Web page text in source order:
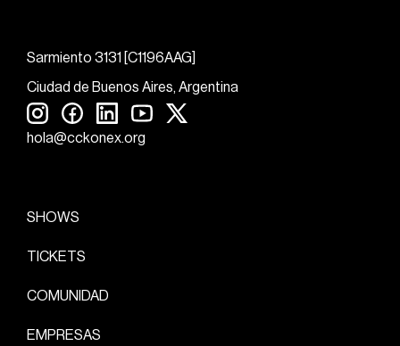
Sarmiento 3131 [C1196AAG]
Ciudad de Buenos Aires, Argentina
hola@cckonex.org
SHOWS
TICKETS
COMUNIDAD
EMPRESAS